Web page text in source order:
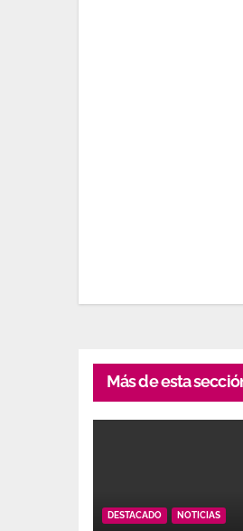
Más de esta
DESTACADO NOTICIAS